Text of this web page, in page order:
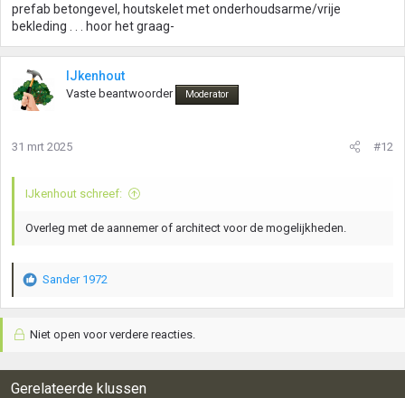
prefab betongevel, houtskelet met onderhoudsarme/vrije
bekleding . . . hoor het graag-
IJkenhout
Vaste beantwoorder Moderator
31 mrt 2025 #12
IJkenhout schreef:
Overleg met de aannemer of architect voor de mogelijkheden.
W
r
e
r
Sander 1972
Niet open voor verdere reacties.
Gerelateerde klussen